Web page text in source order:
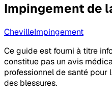
Impingement de
ChevilleImpingement
Ce guide est fourni à titre
constitue pas un avis
professionnel de santé
des blessures.